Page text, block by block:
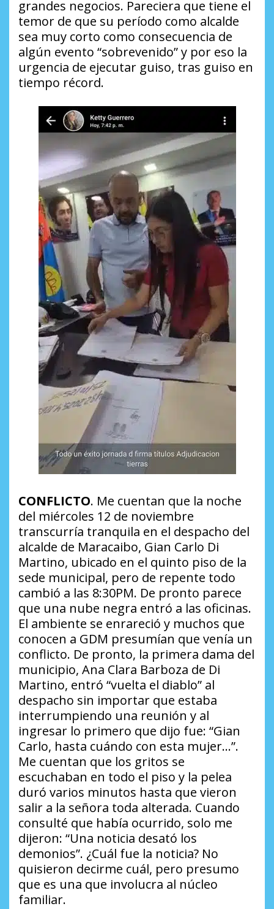
grandes negocios. Pareciera que tiene el
temor de que su período como alcalde
sea muy corto como consecuencia de
algún evento “sobrevenido” y por eso la
urgencia de ejecutar guiso, tras guiso en
tiempo récord.
CONFLICTO. Me cuentan que la noche
del miércoles 12 de noviembre
transcurría tranquila en el despacho del
alcalde de Maracaibo, Gian Carlo Di
Martino, ubicado en el quinto piso de la
sede municipal, pero de repente todo
cambió a las 8:30PM. De pronto parece
que una nube negra entró a las oficinas.
El ambiente se enrareció y muchos que
conocen a GDM presumían que venía un
conflicto. De pronto, la primera dama del
municipio, Ana Clara Barboza de Di
Martino, entró “vuelta el diablo” al
despacho sin importar que estaba
interrumpiendo una reunión y al
ingresar lo primero que dijo fue: “Gian
Carlo, hasta cuándo con esta mujer…”.
Me cuentan que los gritos se
escuchaban en todo el piso y la pelea
duró varios minutos hasta que vieron
salir a la señora toda alterada. Cuando
consulté que había ocurrido, solo me
dijeron: “Una noticia desató los
demonios”. ¿Cuál fue la noticia? No
quisieron decirme cuál, pero presumo
que es una que involucra al núcleo
familiar.